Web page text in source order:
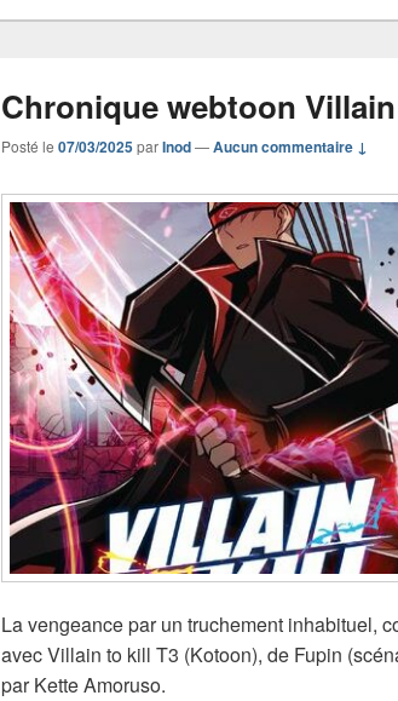
Chronique webtoon
Posté le 07/03/2025parInod—Aucun commentaire ↓
La vengeance par un truchement inhabituel,
avec Villain to kill T3 (Kotoon), de Fupin
par Kette Amoruso.